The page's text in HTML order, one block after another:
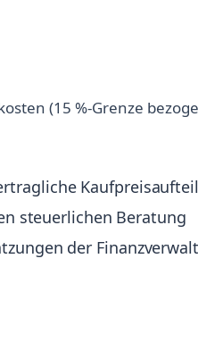
(15 %-Grenze
steuerlichen Beratung
der